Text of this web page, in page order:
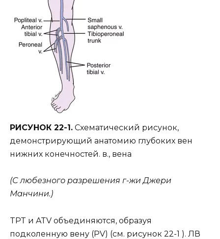
РИСУНОК 22-1. Схематический рисунок,
демонстрирующий анатомию глубоких вен
нижних конечностей. в., вена
(С любезного разрешения г-жи Джери
Манчини.)
TPT и ATV объединяются, образуя
подколенную вену (PV) (см. рисунок 22-1 ). ЛВ